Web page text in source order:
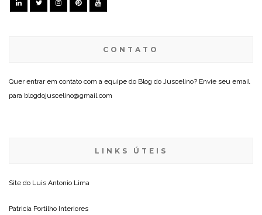
CONTATO
Quer entrar em contato com a equipe do Blog do Juscelino? Envie seu email
para blogdojuscelino@gmail.com
LINKS ÚTEIS
Site do Luis Antonio Lima
Patricia Portilho Interiores